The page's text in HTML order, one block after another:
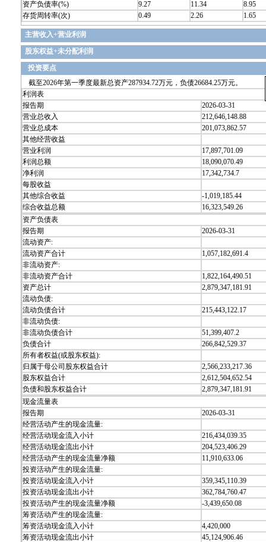
资产负债率(%)
9.27 11.34
8.95
存货周转率(次)
0.49 2.26 1.65
主营收入+营业利润
股东权益+未分配利润
投资要点
截至2026年第一季度最新总资产287934.72万元，负债26684.25万元。
利润表
报告期
2026-03-31
营业总收入
212,646,148.88
营业总成本
201,073,862.57
其他经营收益
营业利润
17,897,701.09
利润总额
18,090,070.49
净利润
17,342,734.7
每股收益
其他综合收益
-1,019,185.44
综合收益总额
16,323,549.26
资产负债表
报告期
2026-03-31
流动资产:
流动资产合计
1,057,182,691.4
非流动资产:
非流动资产合计
1,822,164,490.51
资产总计
2,879,347,181.91
流动负债:
流动负债合计
215,443,122.17
非流动负债:
非流动负债合计
51,399,407.2
负债合计
266,842,529.37
所有者权益(或股东权益):
归属于母公司股东权益合计
2,566,233,217.36
股东权益合计
2,612,504,652.54
负债和股东权益合计
2,879,347,181.91
现金流量表
报告期
2026-03-31
经营活动产生的现金流量:
经营活动现金流入小计
216,434,039.35
经营活动现金流出小计
204,523,406.29
经营活动产生的现金流量净额
11,910,633.06
投资活动产生的现金流量:
投资活动现金流入小计
359,345,110.39
投资活动现金流出小计
362,784,760.47
投资活动产生的现金流量净额
-3,439,650.08
筹资活动产生的现金流量:
筹资活动现金流入小计
4,420,000
筹资活动现金流出小计
45,124,906.46